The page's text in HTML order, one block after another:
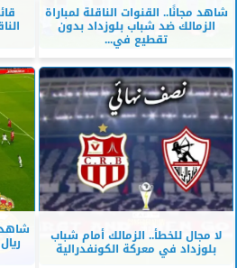
شاهد مجانًا.. القنوات الناقلة لمباراة
الزمالك ضد شباب بلوزداد بدون
تقطيع في...
لا مجال للخطأ.. الزمالك أمام شباب
بلوزداد في معركة الكونفدرالية
شاهد